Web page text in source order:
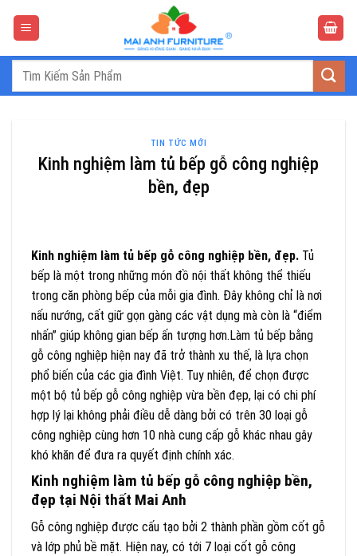
Tìm
TIN TỨC MỚI
Kinh nghiệm làm tủ bếp gỗ công nghiệp
bền, đẹp
Kinh nghiệm làm tủ bếp gỗ công nghiệp bền, đẹp. Tủ
bếp là một trong những món đồ nội thất không thể thiếu
trong căn phòng bếp của mỗi gia đình. Đây không chỉ là nơi
nấu nướng, cất giữ gọn gàng các vật dụng mà còn là “điểm
nhấn” giúp không gian bếp ấn tượng hơn.Làm tủ bếp bằng
gỗ công nghiệp hiện nay đã trở thành xu thế, là lựa chọn
phổ biến của các gia đình Việt. Tuy nhiên, để chọn được
một bộ tủ bếp gỗ công nghiệp vừa bền đẹp, lại có chi phí
hợp lý lại không phải điều dễ dàng bởi có trên 30 loại gỗ
công nghiệp cùng hơn 10 nhà cung cấp gỗ khác nhau gây
khó khăn để đưa ra quyết định chính xác.
Kinh nghiệm làm tủ bếp gỗ công nghiệp bền,
đẹp tại Nội thất Mai Anh
Gỗ công nghiệp được cấu tạo bởi 2 thành phần gồm cốt gỗ
và lớp phủ bề mặt. Hiện nay, có tới 7 loại cốt gỗ công